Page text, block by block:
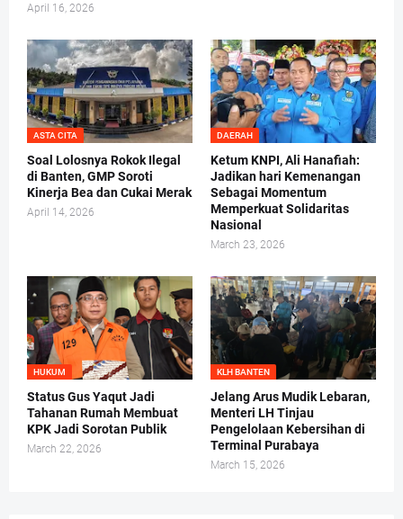
April 16, 2026
ASTA CITA
Soal Lolosnya Rokok Ilegal
di Banten, GMP Soroti
Kinerja Bea dan Cukai Merak
April 14, 2026
DAERAH
Ketum KNPI, Ali Hanafiah:
Jadikan hari Kemenangan
Sebagai Momentum
Memperkuat Solidaritas
Nasional
March 23, 2026
HUKUM
Status Gus Yaqut Jadi
Tahanan Rumah Membuat
KPK Jadi Sorotan Publik
March 22, 2026
KLH BANTEN
Jelang Arus Mudik Lebaran,
Menteri LH Tinjau
Pengelolaan Kebersihan di
Terminal Purabaya
March 15, 2026